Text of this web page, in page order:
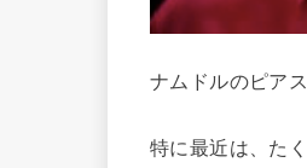
ナムドルのピア
特に最近は、た